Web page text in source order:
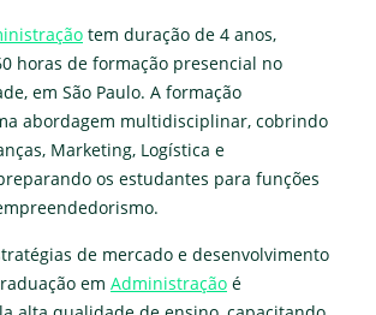
tem duração de 4 anos,
horas de formação presencial no
em São Paulo. A formação
abordagem multidisciplinar, cobrindo
Marketing, Logística e
os estudantes para funções
de mercado e desenvolvimento
em Administração é